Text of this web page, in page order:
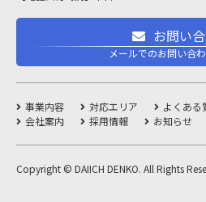
お問い
メールでのお問い合
事業内容 対応エリア よくある
会社案内
採用情報 お知らせ
Copyright © DAIICH DENKO. All Rights